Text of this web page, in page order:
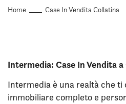
Home Case In Vendita Collatina
Intermedia: Case In Vendita
Intermedia è una realtà che ti
immobiliare completo e